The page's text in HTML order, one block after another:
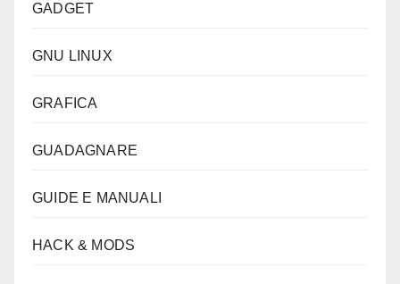
GADGET
GNU LINUX
GRAFICA
GUADAGNARE
GUIDE E MANUALI
HACK & MODS